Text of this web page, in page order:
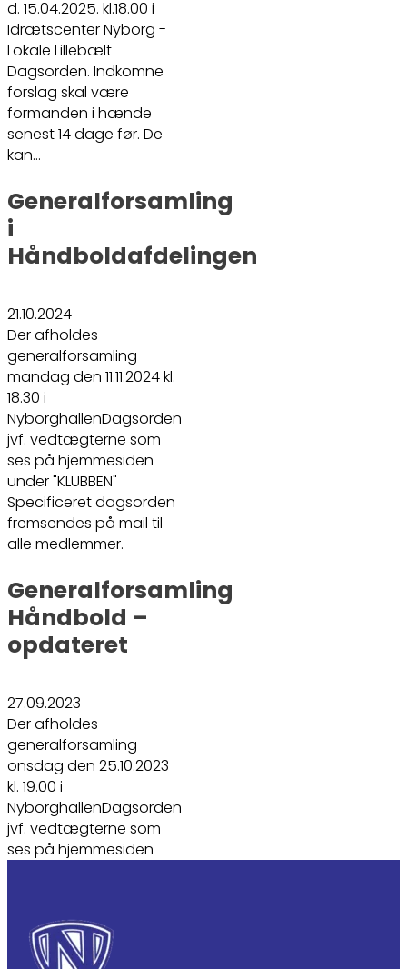
d. 15.04.2025. kl.18.00 i
Idrætscenter Nyborg -
Lokale Lillebælt
Dagsorden. Indkomne
forslag skal være
formanden i hænde
senest 14 dage før. De
kan…
Generalforsamling
i
Håndboldafdelingen
21.10.2024
Der afholdes
generalforsamling
mandag den 11.11.2024 kl.
18.30 i
NyborghallenDagsorden
jvf. vedtægterne som
ses på hjemmesiden
under "KLUBBEN"
Specificeret dagsorden
fremsendes på mail til
alle medlemmer.
Generalforsamling
Håndbold –
opdateret
27.09.2023
Der afholdes
generalforsamling
onsdag den 25.10.2023
kl. 19.00 i
NyborghallenDagsorden
jvf. vedtægterne som
ses på hjemmesiden